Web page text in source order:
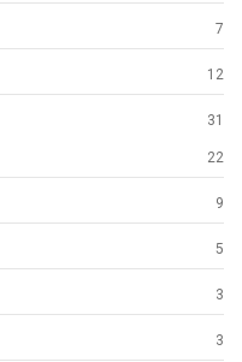
7
12
31
22
9
5
3
3